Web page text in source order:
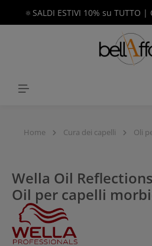
principale
🔅SALDI ESTIVI 10% su TUTTO |
Home Cura dei capelli Oli
Wella Oil
Oil per capelli